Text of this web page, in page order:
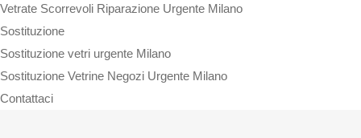
Vetrate Scorrevoli Riparazione Urgente Milano
Sostituzione
Sostituzione vetri urgente Milano
Sostituzione Vetrine Negozi Urgente Milano
Contattaci